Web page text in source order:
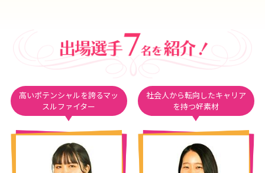
高いポテンシャルを誇るマッ
スルファイター
社会人から転向したキャリア
を持つ好素材